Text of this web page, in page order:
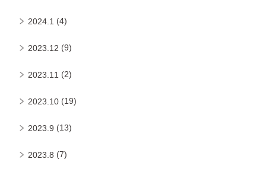
2024.1 (4)
2023.12 (9)
2023.11 (2)
2023.10 (19)
2023.9 (13)
2023.8 (7)